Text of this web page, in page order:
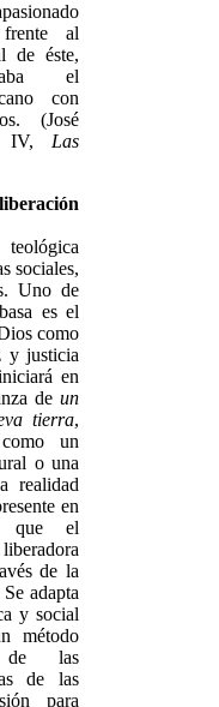
al
de éste,
el
con
(José
IV, Las
sociales,
Uno de
es el
como
y justicia
en
de un
tierra,
un
o una
realidad
en
que el
de la
adapta
y social
método
de las
de las
para